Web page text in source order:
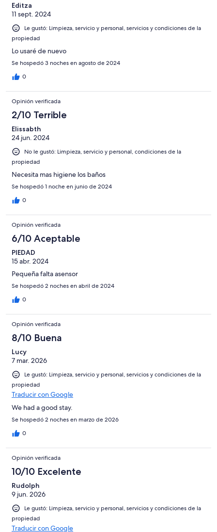
Editza
11 sept. 2024
Le gustó: Limpieza, servicio y personal, servicios y condiciones de la
propiedad
Lo usaré de nuevo
Se hospedó 3 noches en agosto de 2024
0
Opinión verificada
2/10 Terrible
Elissabth
24 jun. 2024
No le gustó: Limpieza, servicio y personal, condiciones de la
propiedad
Necesita mas higiene los baños
Se hospedó 1 noche en junio de 2024
0
Opinión verificada
6/10 Aceptable
PIEDAD
15 abr. 2024
Pequeña falta asensor
Se hospedó 2 noches en abril de 2024
0
Opinión verificada
8/10 Buena
Lucy
7 mar. 2026
Le gustó: Limpieza, servicio y personal, servicios y condiciones de la
propiedad
Traducir con Google
We had a good stay.
Se hospedó 2 noches en marzo de 2026
0
Opinión verificada
10/10 Excelente
Rudolph
9 jun. 2026
Le gustó: Limpieza, servicio y personal, servicios y condiciones de la
propiedad
Traducir con Google